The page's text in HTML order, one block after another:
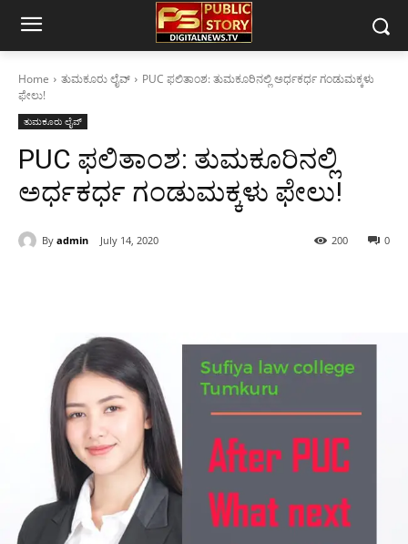
Home ತುಮಕೂರು ಲೈವ್
PUC ಫಲಿತಾಂಶ: ತುಮಕೂರಿನಲ್ಲಿ ಅರ್ಧಕರ್ಧ ಗಂಡುಮಕ್ಕಳು
ಫೇಲು!
ತುಮಕೂರು ಲೈವ್
PUC ಫಲಿತಾಂಶ: ತುಮಕೂರಿನಲ್ಲಿ
ಅರ್ಧಕರ್ಧ ಗಂಡುಮಕ್ಕಳು ಫೇಲು!
By admin July 14, 2020 0
200